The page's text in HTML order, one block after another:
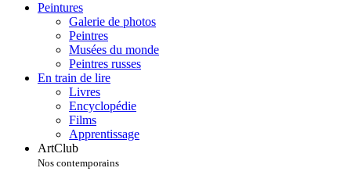
Peintures
Galerie de photos
Peintres
Musées du monde
Peintres russes
En train de lire
Livres
Encyclopédie
Films
Apprentissage
ArtClub
Nos contemporains